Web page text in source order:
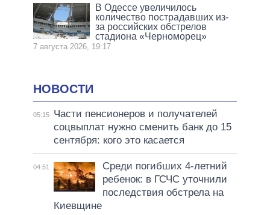
В Одессе увеличилось
количество пострадавших из-
за российских обстрелов
стадиона «Черноморец»
7 августа 2026, 19:17
НОВОСТИ
05:15
Части пенсионеров и получателей
соцвыплат нужно сменить банк до 15
сентября: кого это касается
04:51
Среди погибших 4-летний
ребенок: в ГСЧС уточнили
последствия обстрела на
Киевщине